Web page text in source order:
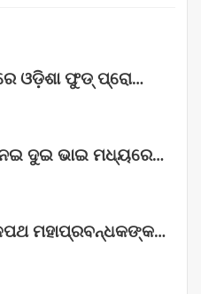
ଓଡ଼ିଶା ଫୁଡ୍ ପ୍ରୋ…
ଦୁଇ ଭାଇ ମଧ୍ୟରେ…
ମହାପ୍ରବନ୍ଧକଙ୍କ…